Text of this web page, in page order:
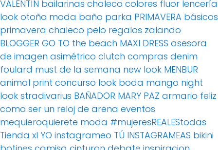
VALENTÍN bailarinas chaleco colores fluor lencería
look otoño moda baño parka PRIMAVERA básicos
primavera chaleco pelo regalos zalando
BLOGGER GO TO the beach MAXI DRESS asesora
de imagen asimétrico clutch compras denim
foulard must de la semana new look MENBUR
animal print concurso look boda mango night
look stradivarius BAÑADOR MARY PAZ armario feliz
como ser un reloj de arena eventos
mequieroquierete moda #mujeresREALEStodas
Tienda xl YO instagrameo TÚ INSTAGRAMEAS bikini